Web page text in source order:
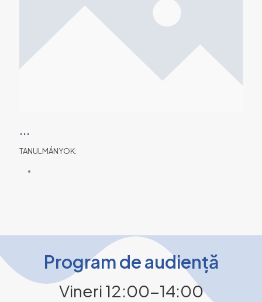
...
TANULMÁNYOK:
Program de audiență
Vineri 12:00-14:00